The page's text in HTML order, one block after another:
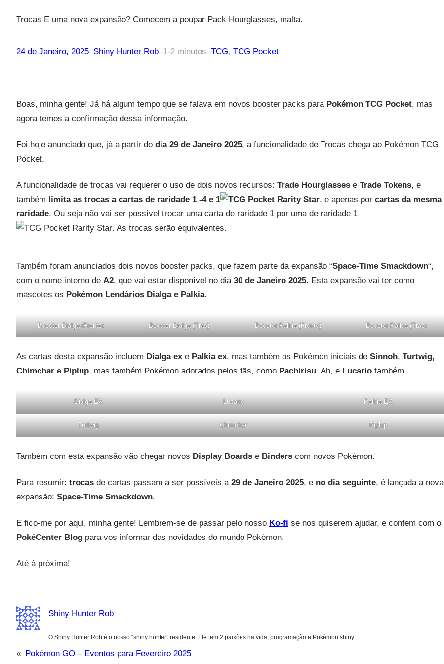
Trocas E uma nova expansão? Comecem a poupar Pack Hourglasses, malta.
24 de Janeiro, 2025–Shiny Hunter Rob–1-2 minutos–TCG, TCG Pocket
Boas, minha gente! Já há algum tempo que se falava em novos booster packs para Pokémon TCG Pocket, mas
agora temos a confirmação dessa informação.
Foi hoje anunciado que, já a partir do dia 29 de Janeiro 2025, a funcionalidade de Trocas chega ao Pokémon TCG
Pocket.
A funcionalidade de trocas vai requerer o uso de dois novos recursos: Trade Hourglassese Trade Tokens, e
também limita as trocas a cartas de raridade 1 -4e 1 , e apenas por cartas da mesma
raridade. Ou seja não vai ser possível trocar uma carta de raridade 1por uma de raridade 1
. As trocas serão equivalentes.
Também foram anunciados dois novos booster packs, que fazem parte da expansão “Space-Time Smackdown“,
com o nome interno de A2, que vai estar disponível no dia 30 de Janeiro 2025. Esta expansão vai ter como
mascotes os Pokémon Lendários Dialga e Palkia.
Booster Dialga (Frente) Booster Dialga (Trás) Booster Palkia (Frente) Booster Palkia (Trás)
As cartas desta expansão incluem Dialga exe Palkia ex, mas também os Pokémon iniciais de Sinnoh, Turtwig,
Chimchar e Piplup, mas também Pokémon adorados pelos fãs, como Pachirisu. Ah, e Lucario também.
Dialga EX Lucario Palkia EX
Turtwig Chimchar Piplup
Também com esta expansão vão chegar novos Display Boardse Binders com novos Pokémon.
Para resumir: trocas de cartas passam a ser possíveis a 29 de Janeiro 2025, e no dia seguinte, é lançada a nova
expansão: Space-Time Smackdown.
E fico-me por aqui, minha gente! Lembrem-se de passar pelo nosso Ko-fi se nos quiserem ajudar, e contem com o
PokéCenter Blogpara vos informar das novidades do mundo Pokémon.
Até à próxima!
Shiny Hunter Rob
O Shiny Hunter Rob é o nosso “shiny hunter” residente. Ele tem 2 paixões na vida, programação e Pokémon shiny.
«
Pokémon GO – Eventos para Fevereiro 2025